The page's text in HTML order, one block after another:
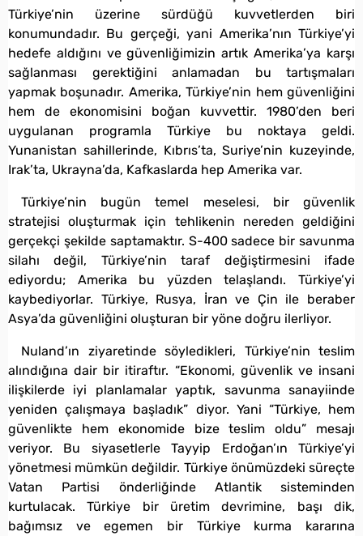
Türkiye’nin üzerine sürdüğü kuvvetlerden biri
konumundadır. Bu gerçeği, yani Amerika’nın Türkiye’yi
hedefe aldığını ve güvenliğimizin artık Amerika’ya karşı
sağlanması gerektiğini anlamadan bu tartışmaları
yapmak boşunadır. Amerika, Türkiye’nin hem güvenliğini
hem de ekonomisini boğan kuvvettir. 1980’den beri
uygulanan programla Türkiye bu noktaya geldi.
Yunanistan sahillerinde, Kıbrıs’ta, Suriye’nin kuzeyinde,
Irak’ta, Ukrayna’da, Kafkaslarda hep Amerika var.
Türkiye’nin bugün temel meselesi, bir güvenlik
stratejisi oluşturmak için tehlikenin nereden geldiğini
gerçekçi şekilde saptamaktır. S-400 sadece bir savunma
silahı değil, Türkiye’nin taraf değiştirmesini ifade
ediyordu; Amerika bu yüzden telaşlandı. Türkiye’yi
kaybediyorlar. Türkiye, Rusya, İran ve Çin ile beraber
Asya’da güvenliğini oluşturan bir yöne doğru ilerliyor.
Nuland’ın ziyaretinde söyledikleri, Türkiye’nin teslim
alındığına dair bir itiraftır. “Ekonomi, güvenlik ve insani
ilişkilerde iyi planlamalar yaptık, savunma sanayiinde
yeniden çalışmaya başladık” diyor. Yani “Türkiye, hem
güvenlikte hem ekonomide bize teslim oldu” mesajı
veriyor. Bu siyasetlerle Tayyip Erdoğan’ın Türkiye’yi
yönetmesi mümkün değildir. Türkiye önümüzdeki süreçte
Vatan Partisi önderliğinde Atlantik sisteminden
kurtulacak. Türkiye bir üretim devrimine, başı dik,
bağımsız ve egemen bir Türkiye kurma kararına